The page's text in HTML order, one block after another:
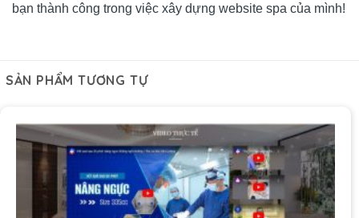
bạn thành công trong việc xây dựng website spa của mình!
SẢN PHẨM TƯƠNG TỰ